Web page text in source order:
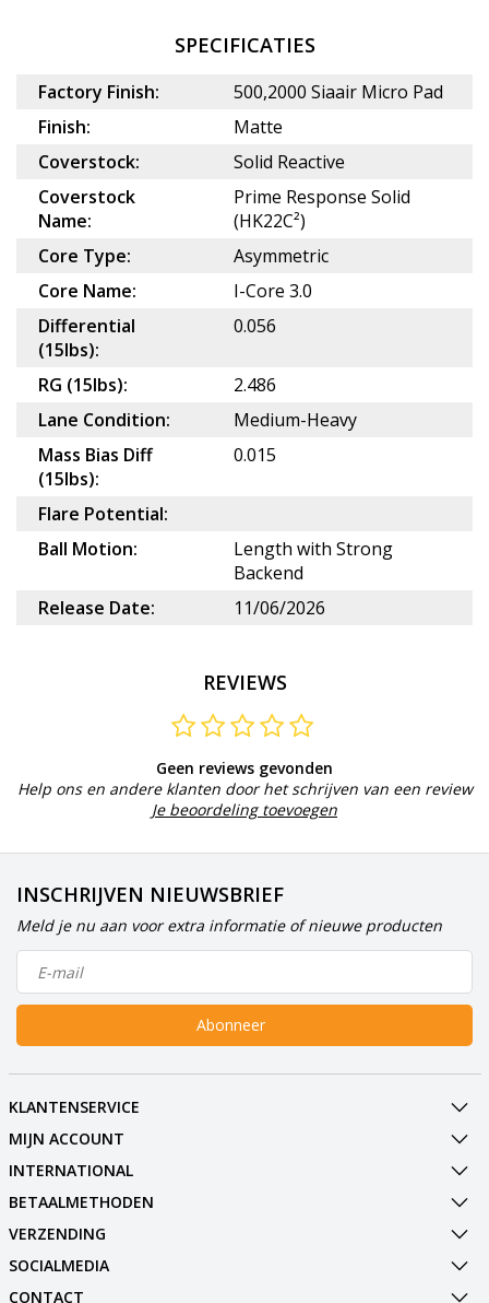
SPECIFICATIES
Factory Finish:
500,2000 Siaair Micro Pad
Finish:
Matte
Coverstock:
Solid Reactive
Coverstock
Name:
Prime Response Solid
(HK22C²)
Core Type:
Asymmetric
Core Name:
I-Core 3.0
Differential
(15lbs):
0.056
RG (15lbs):
2.486
Lane Condition:
Medium-Heavy
Mass Bias Diff
(15lbs):
0.015
Flare Potential:
Ball Motion:
Length with Strong
Backend
Release Date:
11/06/2026
REVIEWS
Geen reviews gevonden
Help ons en andere klanten door het schrijven van een review
Je beoordeling toevoegen
INSCHRIJVEN NIEUWSBRIEF
Meld je nu aan voor extra informatie of nieuwe producten
Abonneer
KLANTENSERVICE
MIJN ACCOUNT
INTERNATIONAL
BETAALMETHODEN
VERZENDING
SOCIALMEDIA
CONTACT